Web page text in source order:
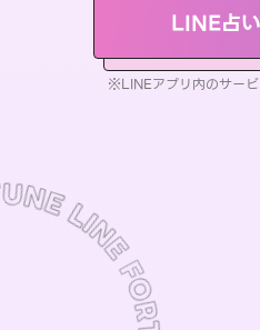
LINE占
※LINEアプリ内のサー